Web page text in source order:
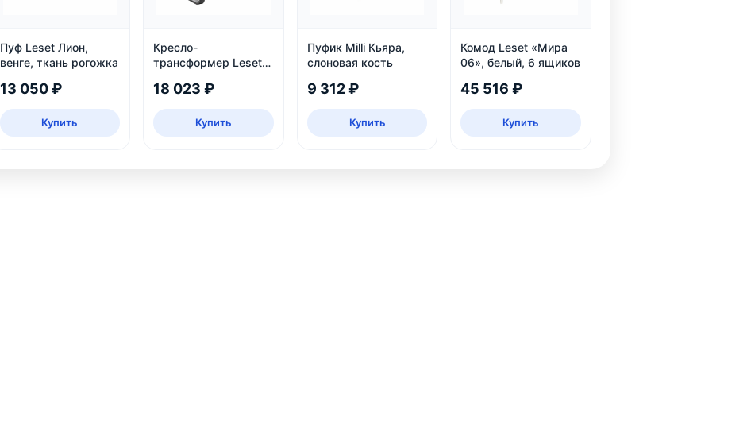
Пуф Leset Лион,
венге, ткань рогожка
13 050 ₽
Купить
Кресло-
трансформер Leset
18 023 ₽
Купить
Пуфик Milli Кьяра,
слоновая кость
9 312 ₽
Купить
Комод Leset «Мира
06», белый, 6 ящиков
45 516 ₽
Купить